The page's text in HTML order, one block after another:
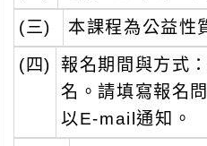
(三)
本課程為公益性
(四)
報名期間與方式
名。請填寫報名
以E-mail通知。